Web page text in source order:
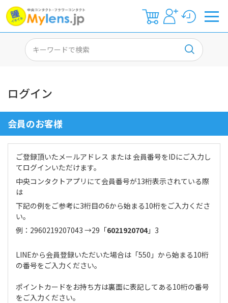
ログイン
会員のお客様
ご登録頂いたメールアドレス または 会員番号をIDにご入力し
てログインいただけます。
中央コンタクトアプリにて会員番号が13桁表示されている際
は
下記の例をご参考に3桁目の6から始まる10桁をご入力くださ
い。
例：2960219207043 →29「6021920704」3
LINEから会員登録いただいた場合は「550」から始まる10桁
の番号をご入力ください。
ポイントカードをお持ち方は裏面に表記してある10桁の番号
をご入力ください。